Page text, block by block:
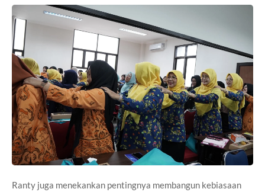
Ranty juga menekankan pentingnya membangun kebiasaan